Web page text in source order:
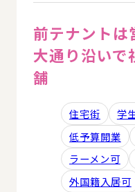
前テナントは
大通り沿いで
舗
住宅街 学
低予算開業
ラーメン可
外国籍入居可